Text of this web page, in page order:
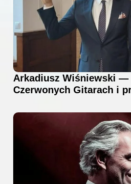
Arkadiusz Wiśniewski —
Czerwonych Gitarach i